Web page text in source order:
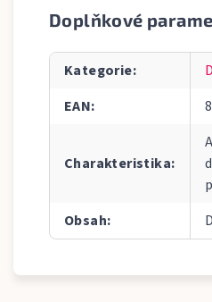
Doplňkové
Kategorie:
EAN:
Charakteristika:
Obsah: